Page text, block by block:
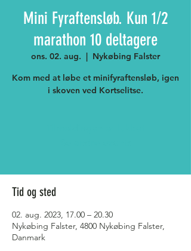
Mini Fyraftensløb. Kun 1/2
marathon 10 deltagere
ons. 02. aug.
  |
Nykøbing Falster
Kom med at løbe et minifyraftensløb, igen
Tid og sted
02. aug. 2023, 17.00 – 20.30
Nykøbing Falster, 4800 Nykøbing Falster,
Danmark